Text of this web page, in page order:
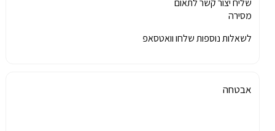
מסירה
לשאלות נוספות שלחו וואטסאפ
אבטחה